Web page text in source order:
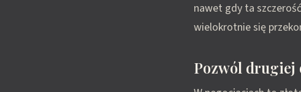
nawet gdy ta
wielokrotnie się
Pozwól drugiej